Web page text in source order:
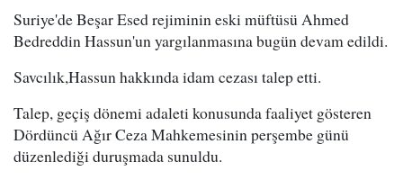
Suriye'de Beşar Esed rejiminin eski müftüsü Ahmed
Bedreddin Hassun'un yargılanmasına bugün devam edildi.
Savcılık,Hassun hakkında idam cezası talep etti.
Talep, geçiş dönemi adaleti konusunda faaliyet gösteren
Dördüncü Ağır Ceza Mahkemesinin perşembe günü
düzenlediği duruşmada sunuldu.